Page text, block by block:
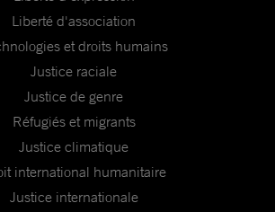
Liberté d'association
et droits humains
Justice raciale
Justice de genre
Réfugiés et migrants
Justice climatique
international humanitaire
Justice internationale